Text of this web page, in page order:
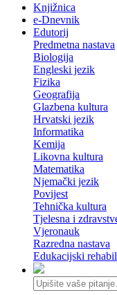
Knjižnica
e-Dnevnik
Edutorij
Predmetna nastava
Biologija
Engleski jezik
Fizika
Geografija
Glazbena kultura
Hrvatski jezik
Informatika
Kemija
Likovna kultura
Matematika
Njemački jezik
Povijest
Tehnička kultura
Tjelesna i
Vjeronauk
Razredna nastava
Edukacijski